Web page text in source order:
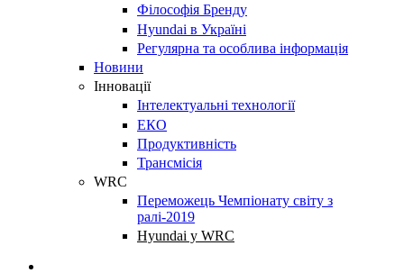
Філософія Бренду
Hyundai в Україні
Регулярна та особлива інформація
Новини
Інновації
Інтелектуальні технології
ЕКО
Продуктивність
Трансмісія
WRC
Переможець Чемпіонату світу з
ралі-2019
Hyundai у WRC